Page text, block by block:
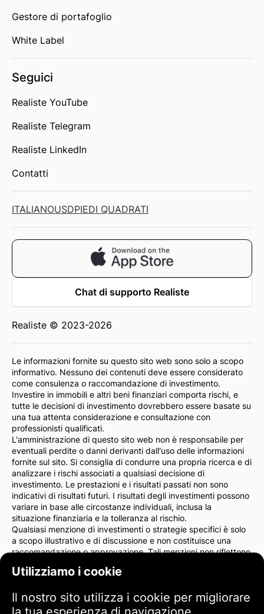
Utilizziamo i cookie
Il nostro sito utilizza i cookie per migliorare
Gestore di portafoglio
White Label
Seguici
Realiste YouTube
Realiste Telegram
Realiste LinkedIn
Contatti
ITALIANOUSDPIEDI QUADRATI
Chat di supporto Realiste
Realiste © 2023-2026
Le informazioni fornite su questo sito web sono solo a scopo
informativo. Nessuno dei contenuti deve essere considerato
come consulenza o raccomandazione di investimento.
Investire in immobili e altri beni finanziari comporta rischi, e
tutte le decisioni di investimento dovrebbero essere basate su
una tua attenta considerazione e consultazione con
professionisti qualificati.
L'amministrazione di questo sito web non è responsabile per
eventuali perdite o danni derivanti dall'uso delle informazioni
fornite sul sito. Si consiglia di condurre una propria ricerca e di
analizzare i rischi associati a qualsiasi decisione di
investimento. Le prestazioni e i risultati passati non sono
indicativi di risultati futuri. I risultati degli investimenti possono
variare in base alle circostanze individuali, inclusa la
situazione finanziaria e la tolleranza al rischio.
Qualsiasi menzione di investimenti o strategie specifici è solo
a scopo illustrativo e di discussione e non costituisce una
raccomandazione o approvazione. Tali menzioni non riflettono
Consigliamo vivamente di consultare un consulente finanziario
l'unico responsabile delle tue azioni di investimento e dei rischi
ad esse associati.